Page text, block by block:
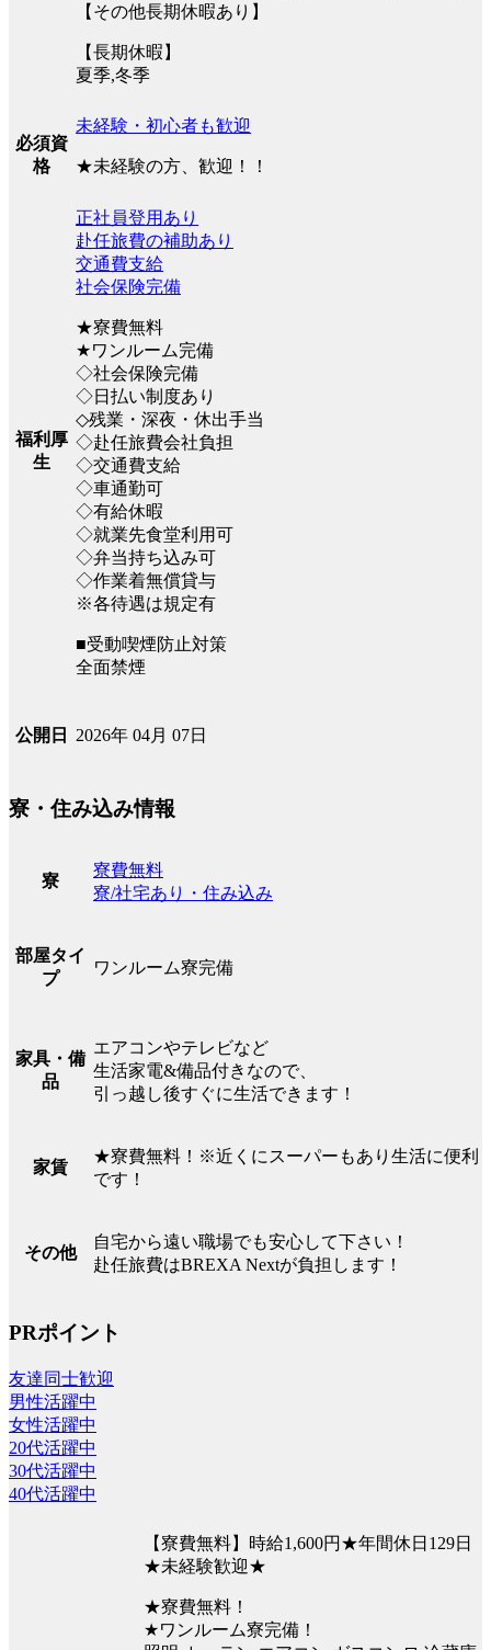
【その他長期休暇あり】
【長期休暇】
夏季,冬季
必須資
格
未経験・初心者も歓迎
★未経験の方、歓迎！！
福利厚
生
正社員登用あり
赴任旅費の補助あり
交通費支給
社会保険完備
★寮費無料
★ワンルーム完備
◇社会保険完備
◇日払い制度あり
◇残業・深夜・休出手当
◇赴任旅費会社負担
◇交通費支給
◇車通勤可
◇有給休暇
◇就業先食堂利用可
◇弁当持ち込み可
◇作業着無償貸与
※各待遇は規定有
■受動喫煙防止対策
全面禁煙
公開日 2026年 04月 07日
寮・住み込み情報
寮
寮費無料
寮/社宅あり・住み込み
部屋タイ
プ
ワンルーム寮完備
家具・備
品
エアコンやテレビなど
生活家電&備品付きなので、
引っ越し後すぐに生活できます！
家賃
★寮費無料！※近くにスーパーもあり生活に便利
です！
その他
自宅から遠い職場でも安心して下さい！
赴任旅費はBREXA Nextが負担します！
PRポイント
友達同士歓迎
男性活躍中
女性活躍中
20代活躍中
30代活躍中
40代活躍中
【寮費無料】時給1,600円★年間休日129日
★未経験歓迎★
★寮費無料！
★ワンルーム寮完備！